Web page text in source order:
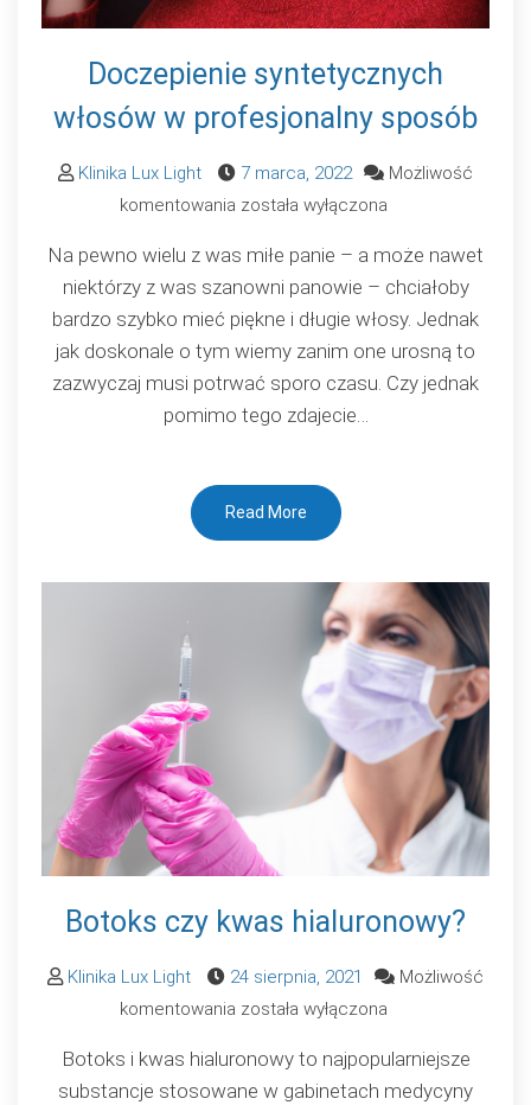
Doczepienie syntetycznych
włosów w profesjonalny sposób
Klinika Lux Light 7 marca, 2022
Możliwość
komentowania Doczepienie
włosów
w
profesjonalny
sposób
została wyłączona
Na pewno wielu z was miłe panie – a może nawet
niektórzy z was szanowni panowie – chciałoby
bardzo szybko mieć piękne i długie włosy. Jednak
jak doskonale o tym wiemy zanim one urosną to
zazwyczaj musi potrwać sporo czasu. Czy jednak
pomimo tego zdajecie…
Read More
Botoks czy kwas hialuronowy?
Klinika Lux Light 24 sierpnia, 2021
Możliwość
komentowania Botoks
kwas
została wyłączona
Botoks i kwas hialuronowy to najpopularniejsze
substancje stosowane w gabinetach medycyny